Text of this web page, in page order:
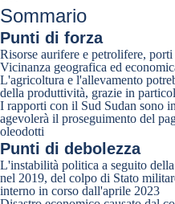
Sommario
Punti di forza
Risorse aurifere e petrolifere,
Vicinanza geografica ed
L'agricoltura e l'allevamento
della produttività, grazie in
I rapporti con il Sud Sudan sono
agevolerà il proseguimento del
oleodotti
Punti di debolezza
L'instabilità politica a seguito
nel 2019, del colpo di Stato
interno in corso dall'aprile 2023